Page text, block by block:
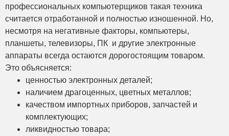
профессиональных компьютерщиков такая техника
считается отработанной и полностью изношенной. Но,
несмотря на негативные факторы, компьютеры,
планшеты, телевизоры, ПК и другие электронные
аппараты всегда остаются дорогостоящим товаром.
Это объясняется:
ценностью электронных деталей;
наличием драгоценных, цветных металлов;
качеством импортных приборов, запчастей и
комплектующих;
ликвидностью товара;